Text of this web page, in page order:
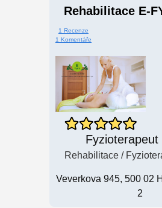
Rehabilitace E-
1 Recenze
1 Komentáře
Fyzioterapeut
Rehabilitace /
Veverkova 945, 500 02
2